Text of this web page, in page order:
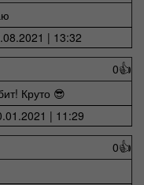
| 13:32
0👍
Круто 😎
| 11:29
0👍